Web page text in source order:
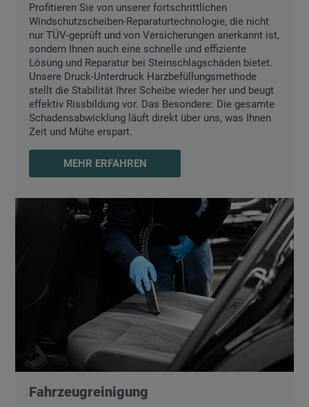
Profitieren Sie von unserer fortschrittlichen
Windschutzscheiben-Reparaturtechnologie, die nicht
nur TÜV-geprüft und von Versicherungen anerkannt ist,
sondern Ihnen auch eine schnelle und effiziente
Lösung und Reparatur bei Steinschlagschäden bietet.
Unsere Druck-Unterdruck Harzbefüllungsmethode
stellt die Stabilität Ihrer Scheibe wieder her und beugt
effektiv Rissbildung vor. Das Besondere: Die gesamte
Schadensabwicklung läuft direkt über uns, was Ihnen
Zeit und Mühe erspart.
MEHR ERFAHREN
Fahrzeugreinigung